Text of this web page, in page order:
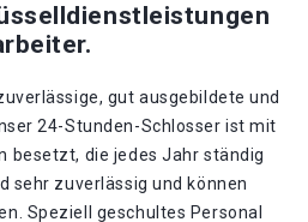
gut ausgebildete und
24-Stunden-Schlosser ist mit
besetzt, die jedes Jahr ständig
sehr zuverlässig und können
Speziell geschultes Personal